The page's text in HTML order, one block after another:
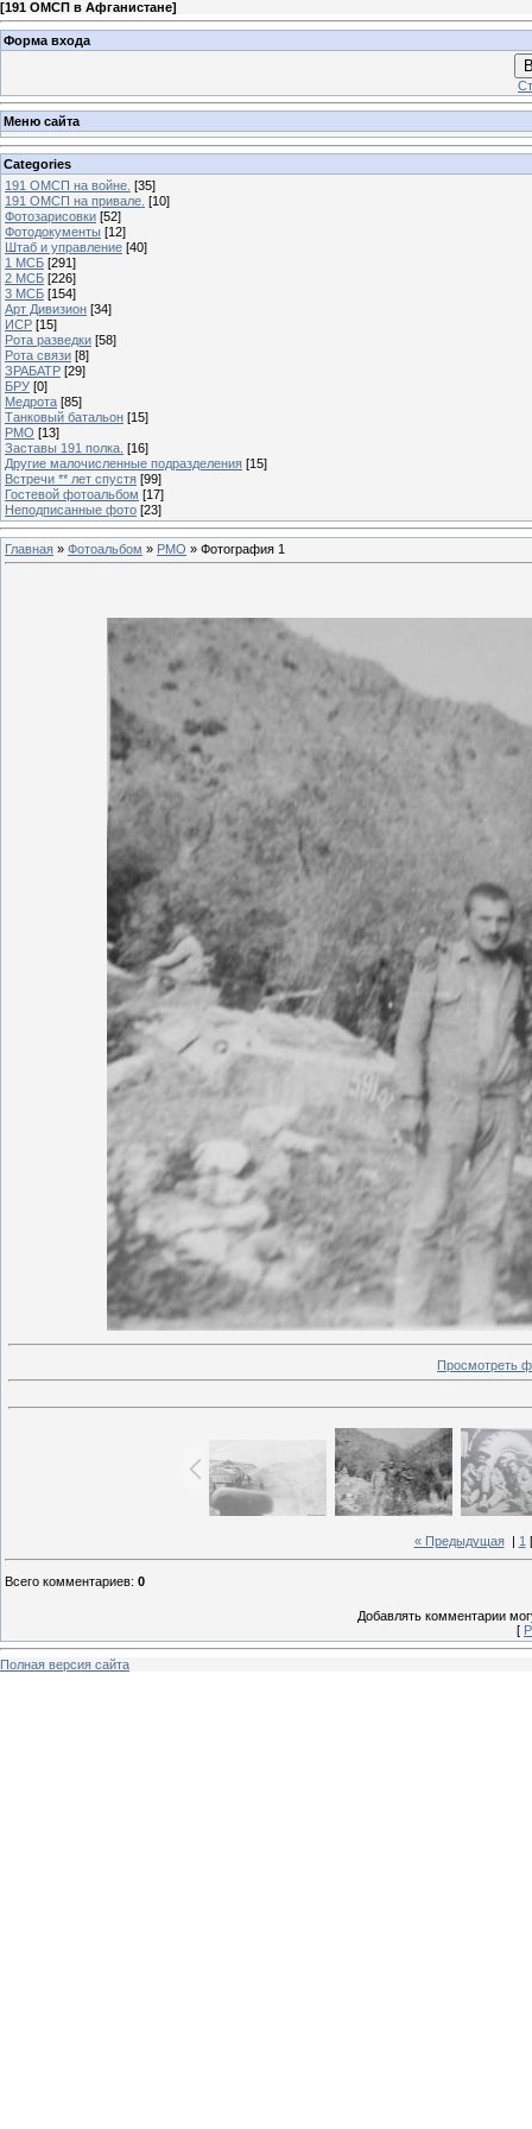
[191 ОМСП в Афганистане]
Форма входа
Меню сайта
Categories
191 ОМСП на войне. [35]
191 ОМСП на привале. [10]
Фотозарисовки [52]
Фотодокументы [12]
Штаб и управление [40]
1 МСБ [291]
2 МСБ [226]
3 МСБ [154]
Арт Дивизион [34]
ИСР [15]
Рота разведки [58]
Рота связи [8]
ЗРАБАТР [29]
БРУ [0]
Медрота [85]
Танковый батальон [15]
РМО [13]
Заставы 191 полка. [16]
Другие малочисленные подразделения [15]
Встречи ** лет спустя [99]
Гостевой фотоальбом [17]
Неподписанные фото [23]
Главная » Фотоальбом » РМО » Фотография 1
Просмотреть
« Предыдущая| 1 [
Всего комментариев: 0
Добавлять комментарии
[
Полная версия сайта